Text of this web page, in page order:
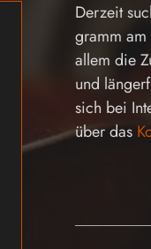
Derzeit
gramm
allem die
und
sich bei
über das